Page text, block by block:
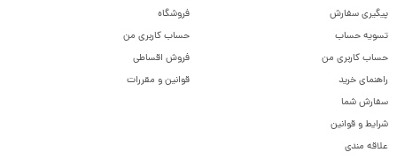
پیگیری سفارش
تسویه حساب
حساب کاربری من
راهنمای خرید
سفارش شما
شرایط و قوانین
علاقه مندی
فروشگاه
حساب کاربری من
فروش اقساطی
قوانین و مقررات